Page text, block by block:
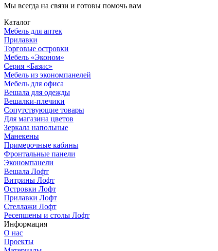
Мы всегда на связи и готовы помочь вам
Каталог
Мебель для аптек
Прилавки
Торговые островки
Мебель «Эконом»
Серия «Базис»
Мебель из экономпанелей
Мебель для офиса
Вешала для одежды
Вешалки-плечики
Сопутствующие товары
Для магазина цветов
Зеркала напольные
Манекены
Примерочные кабины
Фронтальные панели
Экономпанели
Вешала Лофт
Витрины Лофт
Островки Лофт
Прилавки Лофт
Стеллажи Лофт
Ресепшены и столы Лофт
Информация
О нас
Проекты